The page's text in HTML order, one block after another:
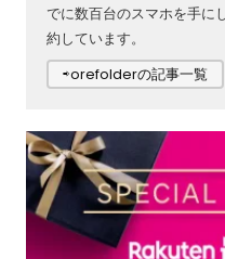
でに数百台のスマホを手に
約しています。
⇨orefolderの記事一覧